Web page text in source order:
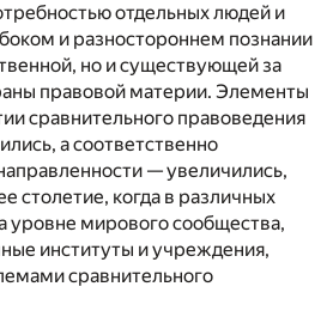
отдельных людей и
и разностороннем познании
но и существующей за
правовой материи. Элементы
сравнительного правоведения
а соответственно
— увеличились,
столетие, когда в различных
уровне мирового сообщества,
институты и учреждения,
сравнительного